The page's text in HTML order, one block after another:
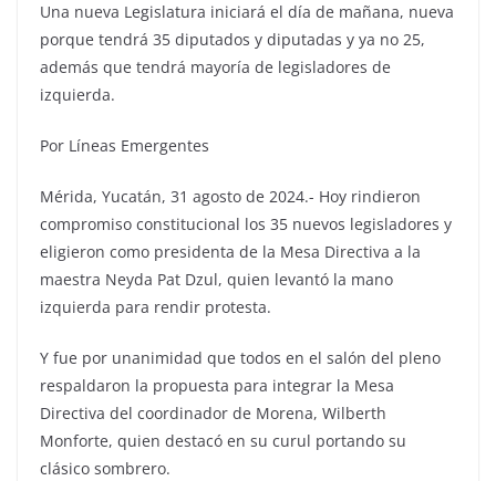
Una nueva Legislatura iniciará el día de mañana, nueva
porque tendrá 35 diputados y diputadas y ya no 25,
además que tendrá mayoría de legisladores de
izquierda.
Por Líneas Emergentes
Mérida, Yucatán, 31 agosto de 2024.- Hoy rindieron
compromiso constitucional los 35 nuevos legisladores y
eligieron como presidenta de la Mesa Directiva a la
maestra Neyda Pat Dzul, quien levantó la mano
izquierda para rendir protesta.
Y fue por unanimidad que todos en el salón del pleno
respaldaron la propuesta para integrar la Mesa
Directiva del coordinador de Morena, Wilberth
Monforte, quien destacó en su curul portando su
clásico sombrero.